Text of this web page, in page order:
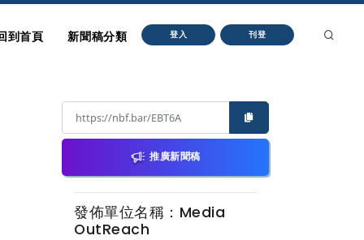
到首頁 新聞稿分類 登入 刊登
推廣新聞稿
發佈單位名稱：Media
OutReach